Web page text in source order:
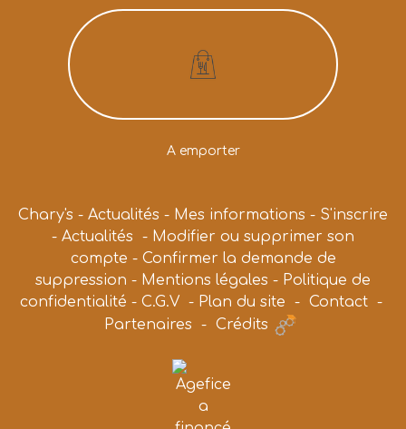
A emporter
Chary's - Actualités - Mes informations - S'inscrire
- Actualités - Modifier ou supprimer son
compte - Confirmer la demande de
suppression - Mentions légales - Politique de
confidentialité - C.G.V- Plan du site - Contact-
Partenaires - Crédits